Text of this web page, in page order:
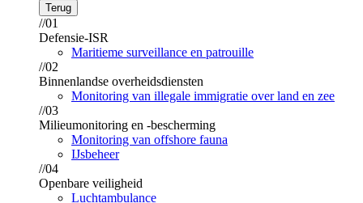
Terug
//01
Defensie-ISR
Maritieme surveillance en patrouille
//02
Binnenlandse overheidsdiensten
Monitoring van illegale immigratie over land en zee
//03
Milieumonitoring en -bescherming
Monitoring van offshore fauna
IJsbeheer
//04
Openbare veiligheid
Luchtambulance